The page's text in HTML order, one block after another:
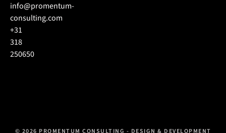
info@promentum-
consulting.com
+31
318
250650